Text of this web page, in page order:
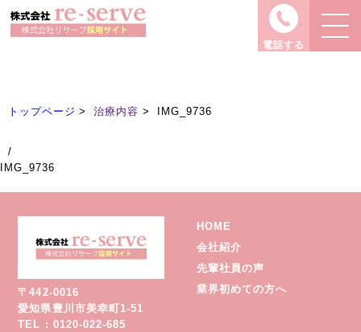
電話する
Treatment
トップページ 治療内容 IMG_9736
/
IMG_9736
〒442-0016
愛知県豊川市美幸町1-51
TEL : 0120-022-685
HOME
会社紹介
先輩社員の声
業界初めての方へ